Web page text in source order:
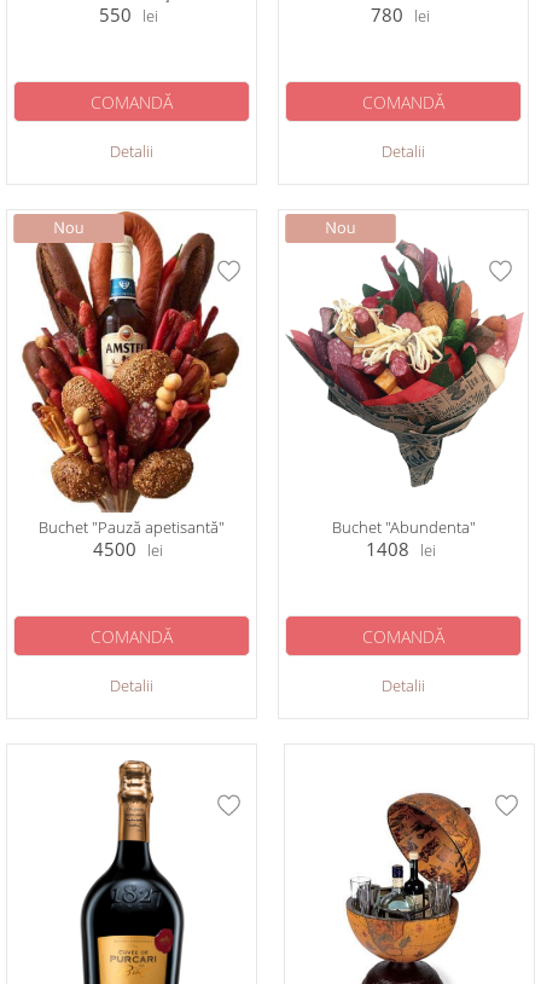
550 lei
Detalii
COMANDĂ
780 lei
Detalii
COMANDĂ
Buchet "Pauză apetisantă"
4500 lei
Detalii
COMANDĂ
Buchet "Abundenta"
1408 lei
Detalii
COMANDĂ